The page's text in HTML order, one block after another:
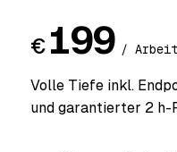
€ 199 /
Volle Tiefe inkl.
und garantierter 2 h-